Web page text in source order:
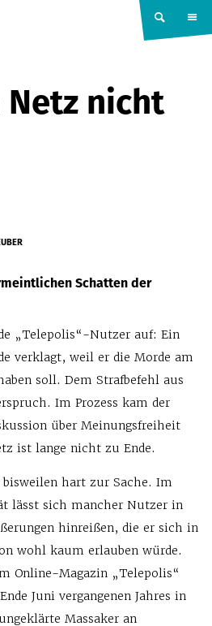
nicht
Schatten der
„Telepolis“-Nutzer auf: Ein
verklagt, weil er die Morde am
soll. Dem Strafbefehl aus
Im Prozess kam der
über Meinungsfreiheit
ist lange nicht zu Ende.
hart zur Sache. Im
lässt sich mancher Nutzer in
hinreißen, die er sich in
wohl kaum erlauben würde.
Online-Magazin „Telepolis“
Juni vergangenen Jahres in
Massaker an